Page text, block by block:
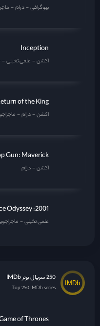
بیوگرافی درام
Inception
اکشن علمی تخیلی
of the King
اکشن درام
Gun: Maverick
اکشن درام
2001: A Space Odyssey
علمی تخیلی
250 سریال برتر IMDb
Top 250 IMDb series
of Thrones